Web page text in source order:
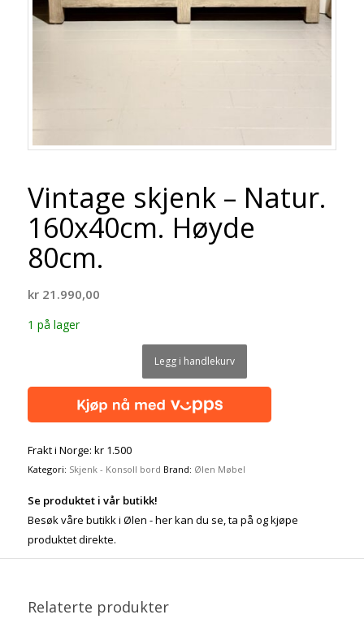
Vintage skjenk – Natur.
160x40cm. Høyde
80cm.
kr21.990,00
1 på lager
Legg i handlekurv
Frakt i Norge: kr 1.500
Kategori: Skjenk - Konsoll bord Brand: Ølen Møbel
Se produktet i vår butikk!
Besøk våre butikk i Ølen - her kan du se, ta på og kjøpe
produktet direkte.
Relaterte produkter